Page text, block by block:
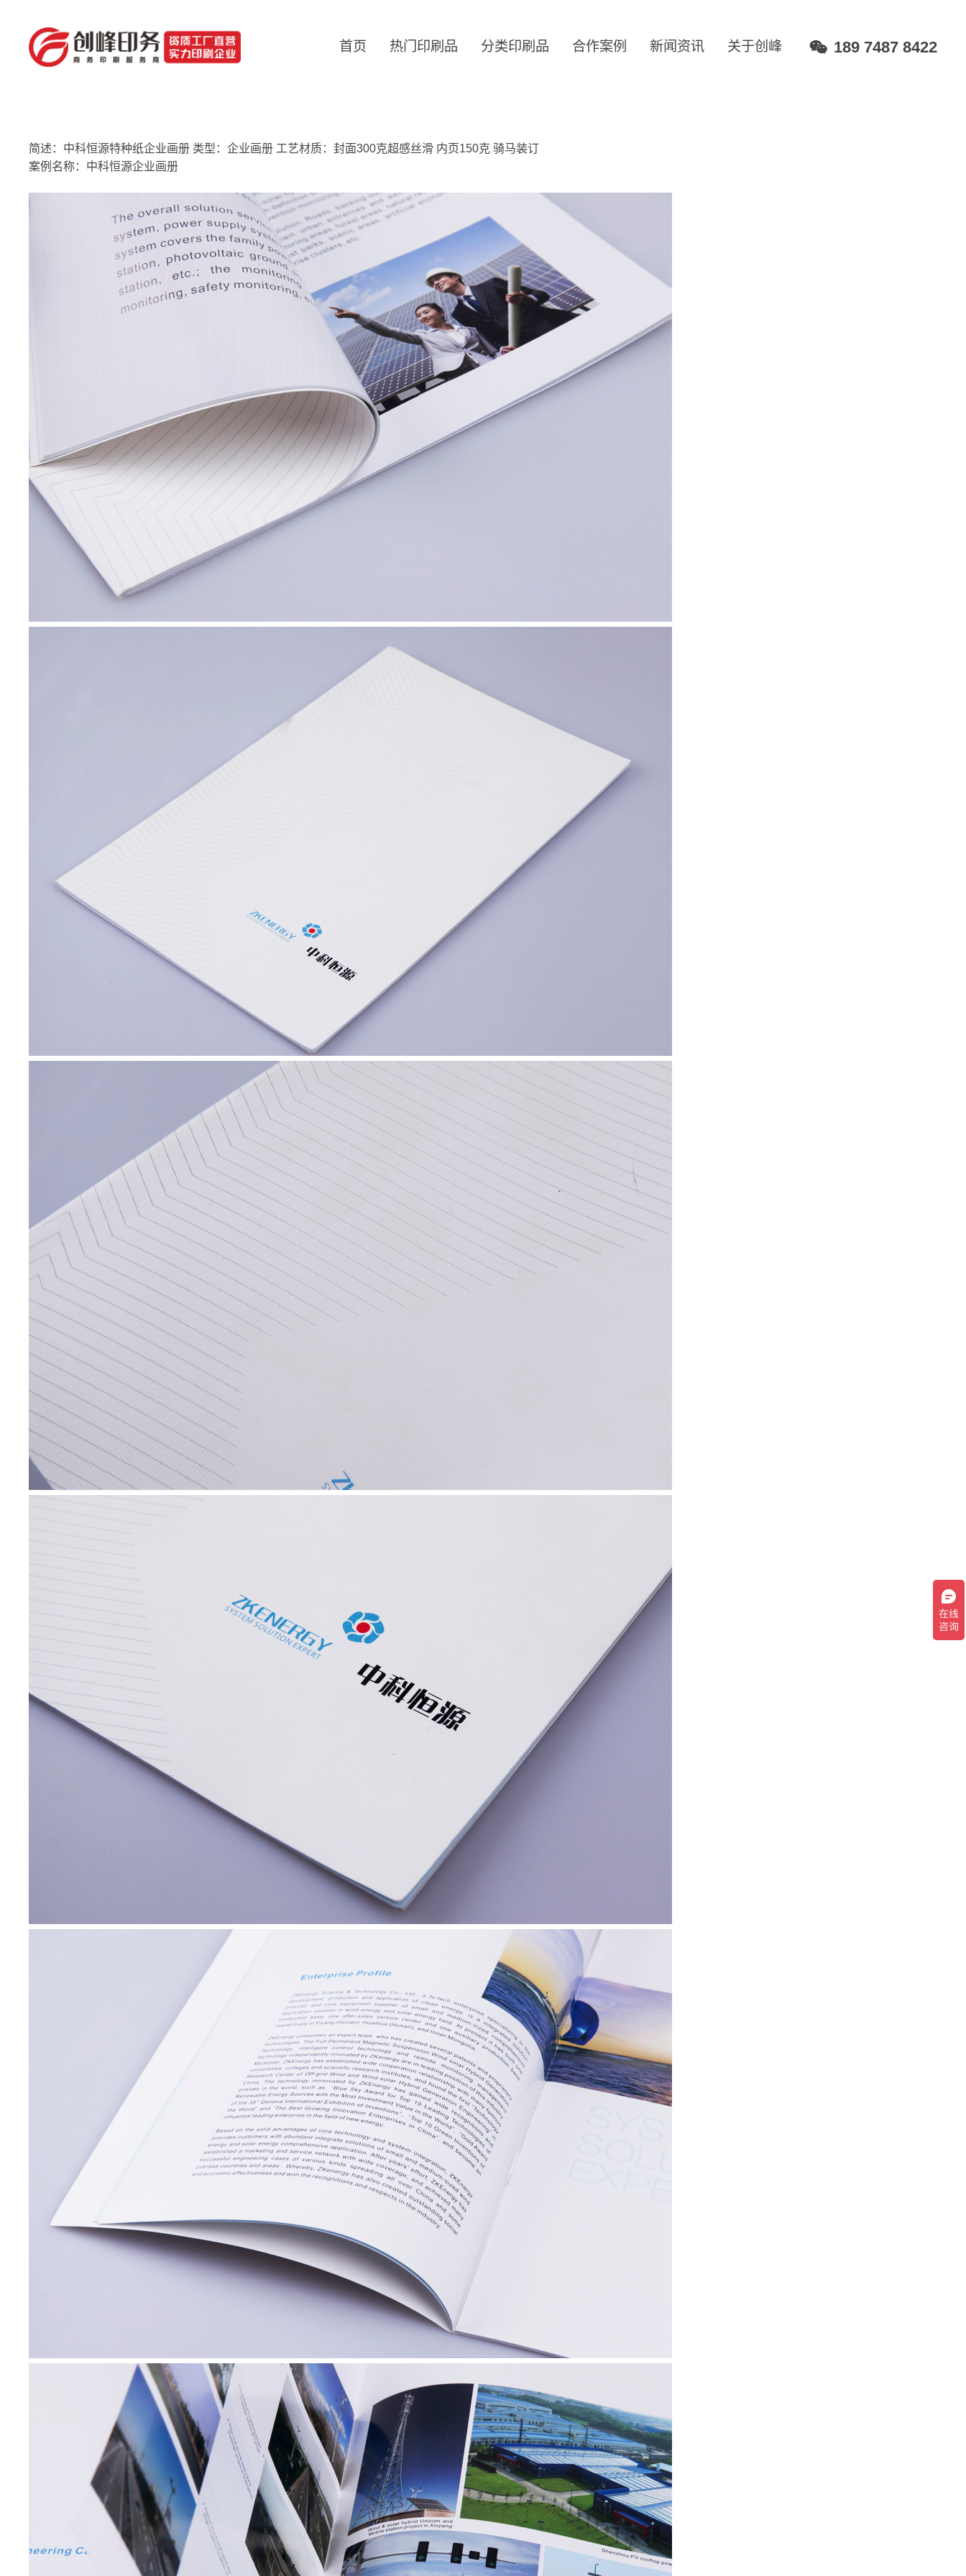
首页 热门印刷品 分类印刷品 合作案例 新闻资讯 关于创峰 189 7487 8422
简述：中科恒源特种纸企业画册 类型：企业画册 工艺材质：封面300克超感丝滑 内页150克 骑马装订
案例名称：中科恒源企业画册